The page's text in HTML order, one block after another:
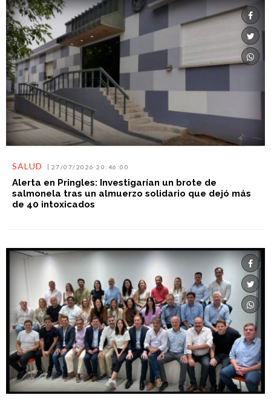
SALUD 27/07/2026 20:46:00
Alerta en Pringles: Investigarían un brote de
salmonela tras un almuerzo solidario que dejó más
de 40 intoxicados